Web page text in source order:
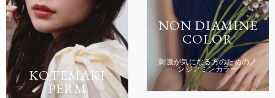
NON DIAMINE
COLOR
刺激が気になる方のためのノ
ンジアミンカラー
KOTEMAKI
PERM